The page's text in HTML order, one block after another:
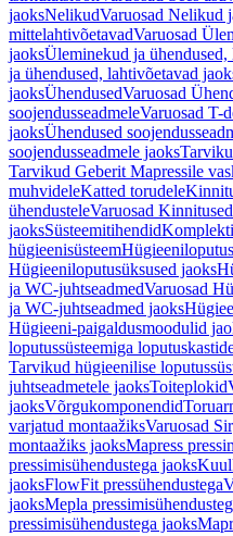
jaoksNelikudVaruosad Nelikud
mittelahtivõetavadVaruosad
jaoksÜleminekud ja ühendused,
ja ühendused, lahtivõetavad
jaoksÜhendusedVaruosad
soojendusseadmeleVaruosad T-
jaoksÜhendused
soojendusseadmele jaoks
Tarvikud Geberit Mapressile
muhvideleKatted torudele
ühendusteleVaruosad
jaoksSüsteemitihendid
hügieenisüsteem
Hügieeniloputusüksused jaoks
ja WC-juhtseadmedVaruosad
ja WC-juhtseadmed jaoks
Hügieeni-paigaldusmoodulid
loputussüsteemiga
Tarvikud hügieenilise
juhtseadmetele jaoksToiteplokid
jaoksVõrgukomponendid
varjatud montaažiksVaruosad
montaažiks jaoksMapress
pressimisühendustega jaoks
jaoksFlowFit pressühendustega
jaoksMepla
pressimisühendustega jaoks